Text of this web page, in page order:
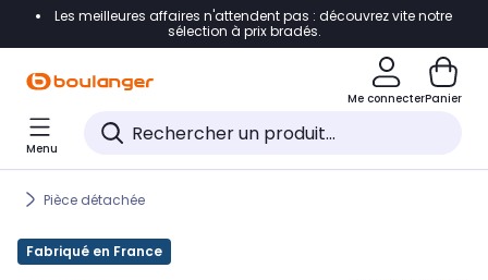
Accéder directement à la navigation
Accéder directement au pied de page
Accéder directement au chatbot
Les meilleures affaires n'attendent pas : découvrez vite notre
sélection à prix bradés.
Me connecterPanier
Menu
Pièce détachée
Fabriqué en France